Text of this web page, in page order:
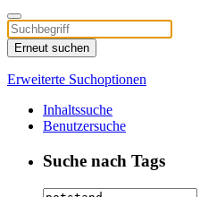
Erneut suchen
Erweiterte Suchoptionen
Inhaltssuche
Benutzersuche
Suche nach Tags